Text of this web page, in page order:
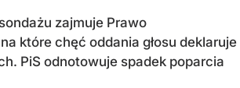
zajmuje Prawo
które chęć oddania głosu deklaruje
PiS odnotowuje spadek poparcia